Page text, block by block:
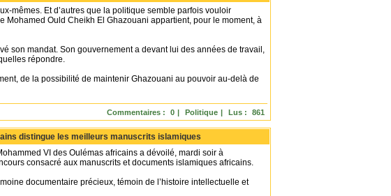
mêmes. Et d’autres que la politique semble parfois vouloir
Mohamed Ould Cheikh El Ghazouani appartient, pour le moment, à
son mandat. Son gouvernement a devant lui des années de travail,
répondre.
de la possibilité de maintenir Ghazouani au pouvoir au-delà de
Lus : 861
Politique |
Commentaires : 0 |
distingue les meilleurs manuscrits islamiques
VI des Oulémas africains a dévoilé, mardi soir à
consacré aux manuscrits et documents islamiques africains.
documentaire précieux, témoin de l’histoire intellectuelle et